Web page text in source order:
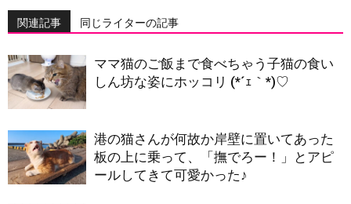
関連記事 同じライターの記事
ママ猫のご飯まで食べちゃう子猫の食い
しん坊な姿にホッコリ (*´ｪ｀*)♡
港の猫さんが何故か岸壁に置いてあった
板の上に乗って、「撫でろー！」とアピ
ールしてきて可愛かった♪